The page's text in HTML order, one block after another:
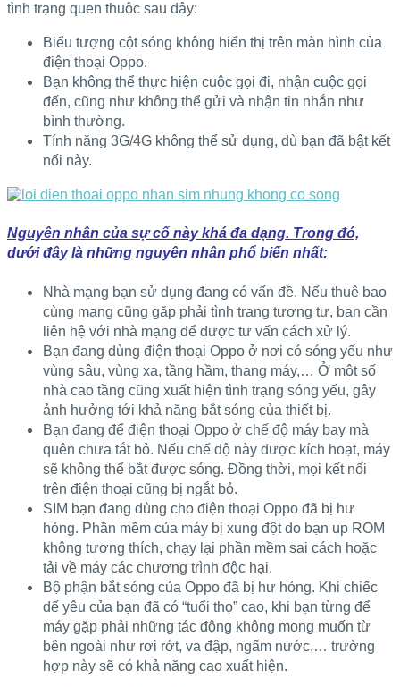
tình trạng quen thuộc sau đây:
Biểu tượng cột sóng không hiển thị trên màn hình của
điện thoại Oppo.
Bạn không thể thực hiện cuộc gọi đi, nhận cuộc gọi
đến, cũng như không thể gửi và nhận tin nhắn như
bình thường.
Tính năng 3G/4G không thể sử dụng, dù bạn đã bật kết
nối này.
Nguyên nhân của sự cố này khá đa dạng. Trong đó,
dưới đây là những nguyên nhân phổ biến nhất:
Nhà mạng bạn sử dụng đang có vấn đề. Nếu thuê bao
cùng mạng cũng gặp phải tình trạng tương tự, bạn cần
liên hệ với nhà mạng để được tư vấn cách xử lý.
Bạn đang dùng điện thoại Oppo ở nơi có sóng yếu như
vùng sâu, vùng xa, tầng hầm, thang máy,… Ở một số
nhà cao tầng cũng xuất hiện tình trạng sóng yếu, gây
ảnh hưởng tới khả năng bắt sóng của thiết bị.
Bạn đang để điện thoại Oppo ở chế độ máy bay mà
quên chưa tắt bỏ. Nếu chế độ này được kích hoạt, máy
sẽ không thể bắt được sóng. Đồng thời, mọi kết nối
trên điện thoại cũng bị ngắt bỏ.
SIM bạn đang dùng cho điện thoại Oppo đã bị hư
hỏng. Phần mềm của máy bị xung đột do bạn up ROM
không tương thích, chạy lại phần mềm sai cách hoặc
tải về máy các chương trình độc hại.
Bộ phận bắt sóng của Oppo đã bị hư hỏng. Khi chiếc
dế yêu của bạn đã có “tuổi thọ” cao, khi bạn từng để
máy gặp phải những tác động không mong muốn từ
bên ngoài như rơi rớt, va đập, ngấm nước,… trường
hợp này sẽ có khả năng cao xuất hiện.